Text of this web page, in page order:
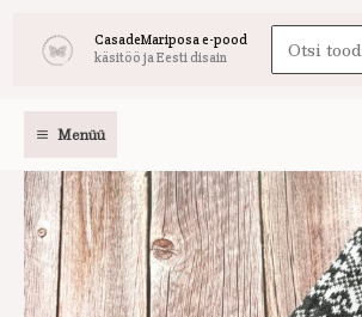
CasadeMariposa e-pood
käsitöö ja Eesti disain
Search
for:
Menüü
Villased
sokid
meestele
hall-
valge